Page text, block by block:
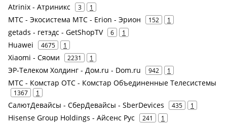
Atrinix - Атриникс 3 1
МТС - Экосистема МТС - Erion - Эрион 152 1
getads - гетэдс - GetShopTV 6 1
Huawei 4675 1
Xiaomi - Сяоми 2231 1
ЭР-Телеком Холдинг - Дом.ru - Dom.ru 942 1
МТС - Комстар ОТС - Комстар Объединенные Телесистемы
1367 1
СалютДевайсы - СберДевайсы - SberDevices 435 1
Hisense Group Holdings - Айсенс Рус 241 1